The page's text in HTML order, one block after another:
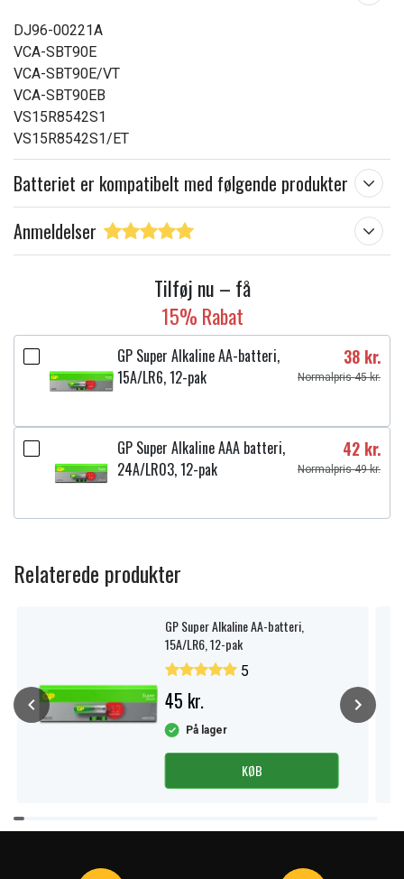
VCA-SBT90E
DJ96-00221A
Velegnet til:
Samsung
VS9000
VS20R9049S3/EU
VS20R9042S2/EU
VS20T7532T1/EU
Jet VS70
Jet 75 premium VS20T7538T5/SH
Jet 75 multi VS20T7534T1/SH
VS20T7538T5/SH
VS20T7534T1/SH
Jet 75
Jet 90
VS20R90G6R3/EC
Spænding:
Læs om betydningen af egenskaberne
DJ96-00221A
VCA-SBT90E
VCA-SBT90E/VT
VCA-SBT90EB
VS15R8542S1
VS15R8542S1/ET
Batteriet er kompatibelt med følgende produkter
Anmeldelser
Tilføj nu – få
15% Rabat
GP Super Alkaline AA-batteri,
15A/LR6, 12-pak
38 kr.
Normalpris 45 kr.
GP Super Alkaline AAA batteri,
24A/LR03, 12-pak
42 kr.
Normalpris 49 kr.
Relaterede produkter
GP Super Alkaline AA-batteri,
15A/LR6, 12-pak
5
45 kr.
På lager
KØB
Item
1